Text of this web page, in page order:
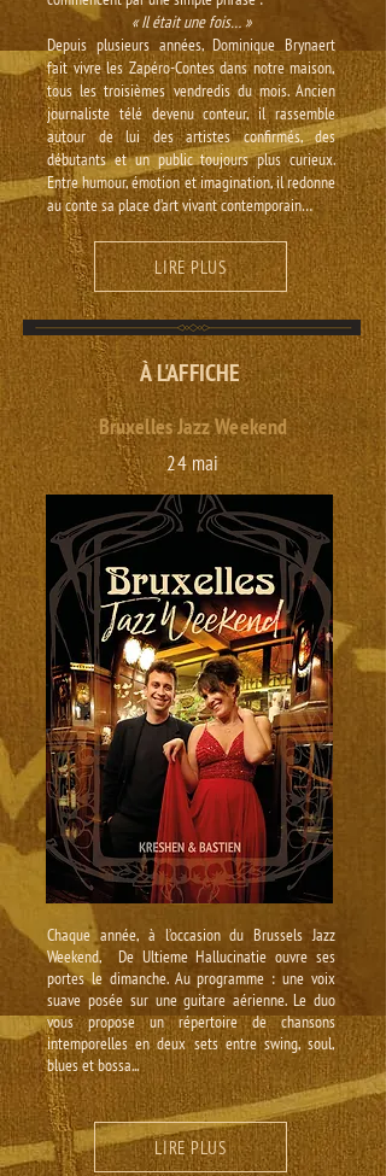
« Il était une fois… »
Depuis plusieurs années, Dominique Brynaert
fait vivre les Zapéro-Contes dans notre maison,
tous les troisièmes vendredis du mois. Ancien
journaliste télé devenu conteur, il rassemble
autour de lui des artistes confirmés, des
débutants et un public toujours plus curieux.
Entre humour, émotion et imagination, il redonne
au conte sa place d’art vivant contemporain…
LIRE PLUS
À L'AFFICHE
Bruxelles Jazz Weekend
24 mai
Chaque année, à l’occasion du Brussels Jazz
Weekend, De Ultieme Hallucinatie ouvre ses
portes le dimanche. Au programme : une voix
suave posée sur une guitare aérienne. Le duo
vous propose un répertoire de chansons
intemporelles en deux sets entre swing, soul,
blues et bossa...
LIRE PLUS